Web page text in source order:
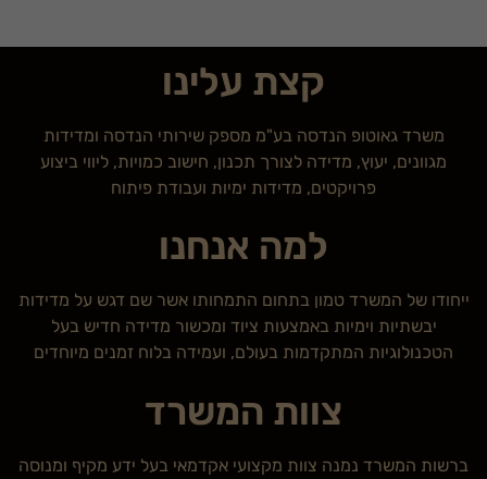
קצת עלינו
משרד גאוטופ הנדסה בע"מ מספק שירותי הנדסה ומדידות
מגוונים, יעוץ, מדידה לצורך תכנון, חישוב כמויות, ליווי ביצוע
פרויקטים, מדידות ימיות ועבודת פיתוח
למה אנחנו
ייחודו של המשרד טמון בתחום התמחותו אשר שם דגש על מדידות
יבשתיות וימיות באמצעות ציוד ומכשור מדידה חדיש בעל
הטכנולוגיות המתקדמות בעולם, ועמידה בלוח זמנים מיוחדים
צוות המשרד
ברשות המשרד נמנה צוות מקצועי אקדמאי בעל ידע מקיף ומנוסה